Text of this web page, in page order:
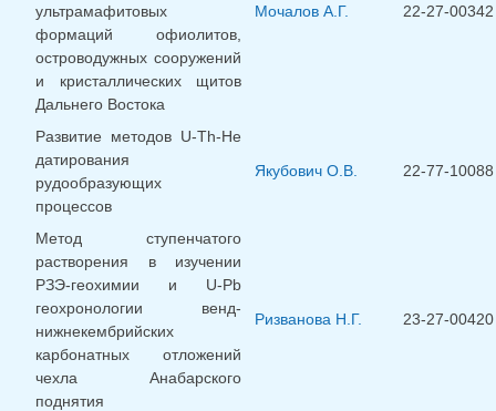
ультрамафитовых
формаций офиолитов,
островодужных сооружений
и кристаллических щитов
Дальнего Востока
Мочалов А.Г. 22-27-00342
Развитие методов U-Th-He
датирования
рудообразующих
процессов
Якубович О.В. 22-77-10088
Метод ступенчатого
растворения в изучении
РЗЭ-геохимии и U-Pb
геохронологии венд-
нижнекембрийских
карбонатных отложений
чехла Анабарского
поднятия
Ризванова Н.Г. 23-27-00420